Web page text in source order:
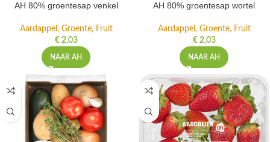
AH 80% groentesap venkel
Aardappel, Groente, Fruit
€2,03
NAAR AH
AH 80% groentesap wortel
Aardappel, Groente, Fruit
€2,03
NAAR AH